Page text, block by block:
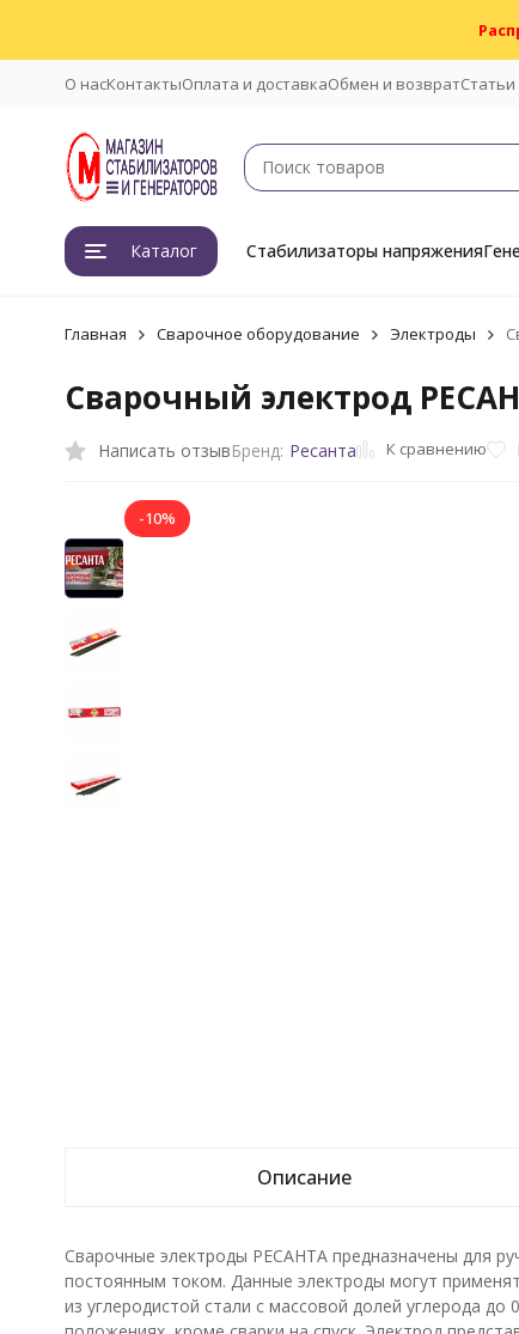
О насКонтактыОплата и доставкаОбмен и возврат
Каталог Стабилизаторы напряжения
Главная Сварочное оборудование Электроды
Сварочный электрод
Написать отзывБренд: Ресанта К сравнению
-10%
Описание
Сварочные электроды РЕСАНТА предназначены для
постоянным током. Данные электроды могут
из углеродистой стали с массовой долей углерода